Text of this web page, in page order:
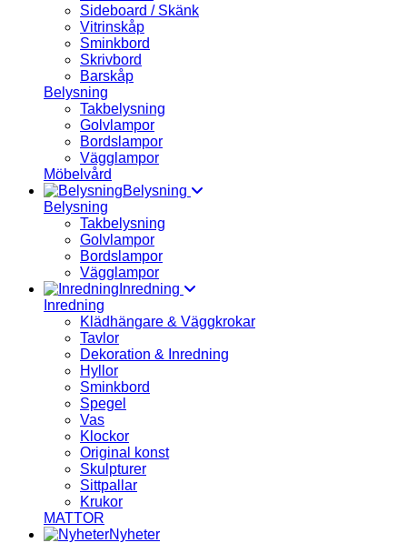
Sideboard / Skänk
Vitrinskåp
Sminkbord
Skrivbord
Barskåp
Belysning
Takbelysning
Golvlampor
Bordslampor
Vägglampor
Möbelvård
Belysning
Belysning
Takbelysning
Golvlampor
Bordslampor
Vägglampor
Inredning
Inredning
Klädhängare & Väggkrokar
Tavlor
Dekoration & Inredning
Hyllor
Sminkbord
Spegel
Vas
Klockor
Original konst
Skulpturer
Sittpallar
Krukor
MATTOR
Nyheter